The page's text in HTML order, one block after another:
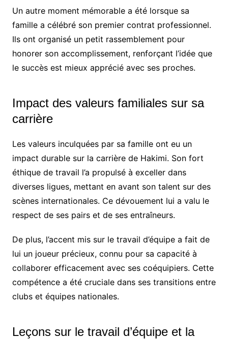
Un autre moment mémorable a été lorsque sa
famille a célébré son premier contrat professionnel.
Ils ont organisé un petit rassemblement pour
honorer son accomplissement, renforçant l’idée que
le succès est mieux apprécié avec ses proches.
Impact des valeurs familiales sur sa
carrière
Les valeurs inculquées par sa famille ont eu un
impact durable sur la carrière de Hakimi. Son fort
éthique de travail l’a propulsé à exceller dans
diverses ligues, mettant en avant son talent sur des
scènes internationales. Ce dévouement lui a valu le
respect de ses pairs et de ses entraîneurs.
De plus, l’accent mis sur le travail d’équipe a fait de
lui un joueur précieux, connu pour sa capacité à
collaborer efficacement avec ses coéquipiers. Cette
compétence a été cruciale dans ses transitions entre
clubs et équipes nationales.
Leçons sur le travail d’équipe et la